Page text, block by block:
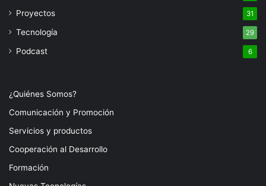
Proyectos 31
Tecnología 29
Podcast 6
¿Quiénes Somos?
Comunicación y Promoción
Servicios y productos
Cooperación al Desarrollo
Formación